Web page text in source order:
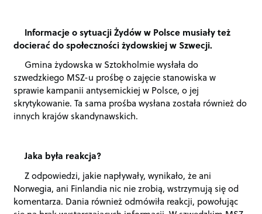
Informacje o sytuacji Żydów w Polsce musiały też
docierać do społeczności żydowskiej w Szwecji.
Gmina żydowska w Sztokholmie wysłała do
szwedzkiego MSZ-u prośbę o zajęcie stanowiska w
sprawie kampanii antysemickiej w Polsce, o jej
skrytykowanie. Ta sama prośba wysłana została również do
innych krajów skandynawskich.
Jaka była reakcja?
Z odpowiedzi, jakie napływały, wynikało, że ani
Norwegia, ani Finlandia nic nie zrobią, wstrzymują się od
komentarza. Dania również odmówiła reakcji, powołując